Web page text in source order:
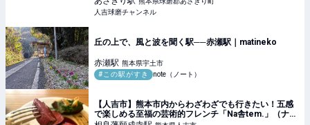
人吉球磨チャンネル
丘の上で、風と波を聞く駅──赤瀬駅｜matineko
赤瀬駅 熊本県宇土市
#この駅がすき
note（ノート）
【人吉市】熊本市内からわざわざでも行きたい！五感
で楽しめる至福の芸術的フレンチ「Na舎tem.」（ナシ